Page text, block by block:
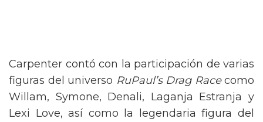
Carpenter contó con la participación de varias
figuras del universo RuPaul’s Drag Racecomo
Willam, Symone, Denali, Laganja Estranja y
Lexi Love, así como la legendaria figura del